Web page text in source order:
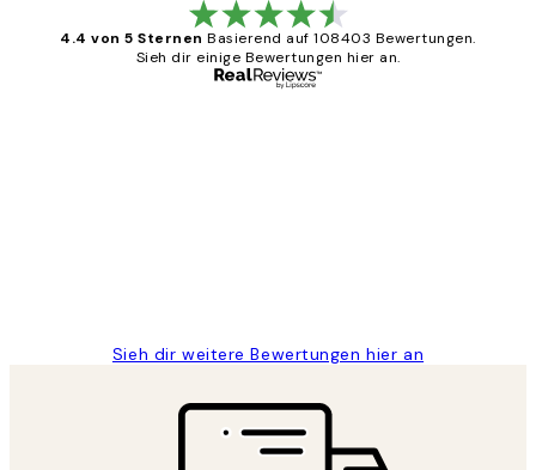
4.4 von 5 Sternen Basierend auf 108403 Bewertungen.
Sieh dir einige Bewertungen hier an.
Sieh dir weitere Bewertungen hier an